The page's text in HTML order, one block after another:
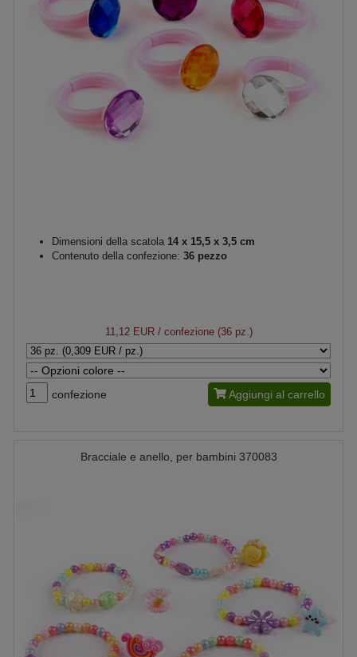
Dimensioni della scatola 14 x 15,5 x 3,5 cm
Contenuto della confezione: 36 pezzo
11,12 EUR/ confezione (36 pz.)
confezione Aggiungi al carrello
Bracciale e anello, per bambini 370083